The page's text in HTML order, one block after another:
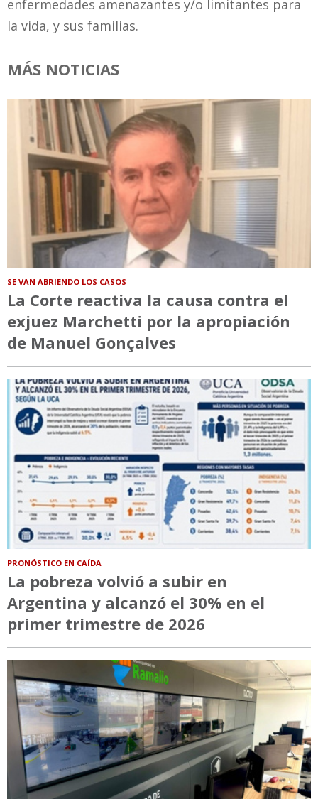
enfermedades amenazantes y/o limitantes para
la vida, y sus familias.
MÁS NOTICIAS
SE VAN ABRIENDO LOS CASOS
La Corte reactiva la causa contra el
exjuez Marchetti por la apropiación
de Manuel Gonçalves
PRONÓSTICO EN CAÍDA
La pobreza volvió a subir en
Argentina y alcanzó el 30% en el
primer trimestre de 2026